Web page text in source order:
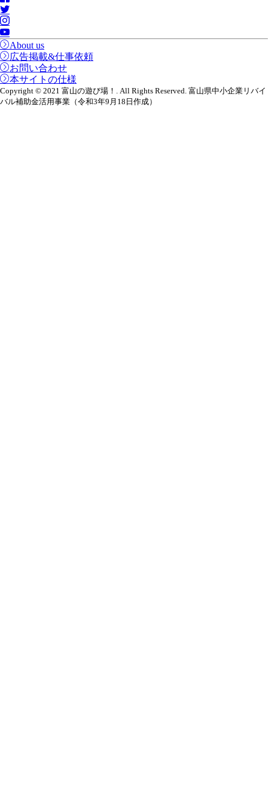
About us
広告掲載&仕事依頼
お問い合わせ
本サイトの仕様
Copyright © 2021 富山の遊び場！. All Rights Reserved. 富山県中小企業リバイ
バル補助金活用事業（令和3年9月18日作成）